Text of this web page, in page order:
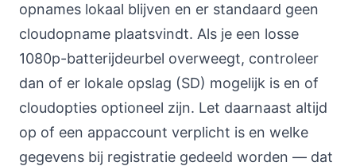
opnames lokaal blijven en er standaard geen
cloudopname plaatsvindt. Als je een losse
1080p-batterijdeurbel overweegt, controleer
dan of er lokale opslag (SD) mogelijk is en of
cloudopties optioneel zijn. Let daarnaast altijd
op of een appaccount verplicht is en welke
gegevens bij registratie gedeeld worden — dat